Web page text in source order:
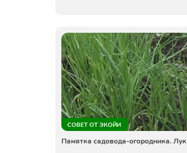
СОВЕТ ОТ ЭКОЙИ
Памятка садовода-огородника. Лук